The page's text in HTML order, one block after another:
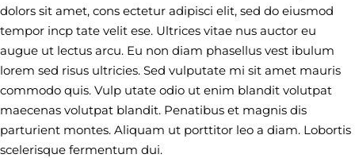
dolors sit amet, cons ectetur adipisci elit, sed do eiusmod
tempor incp tate velit ese. Ultrices vitae nus auctor eu
augue ut lectus arcu. Eu non diam phasellus vest ibulum
lorem sed risus ultricies. Sed vulputate mi sit amet mauris
commodo quis. Vulp utate odio ut enim blandit volutpat
maecenas volutpat blandit. Penatibus et magnis dis
parturient montes. Aliquam ut porttitor leo a diam. Lobortis
scelerisque fermentum dui.